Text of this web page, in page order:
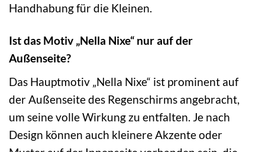
Handhabung für die Kleinen.
Ist das Motiv „Nella Nixe“ nur auf der
Außenseite?
Das Hauptmotiv „Nella Nixe“ ist prominent auf
der Außenseite des Regenschirms angebracht,
um seine volle Wirkung zu entfalten. Je nach
Design können auch kleinere Akzente oder